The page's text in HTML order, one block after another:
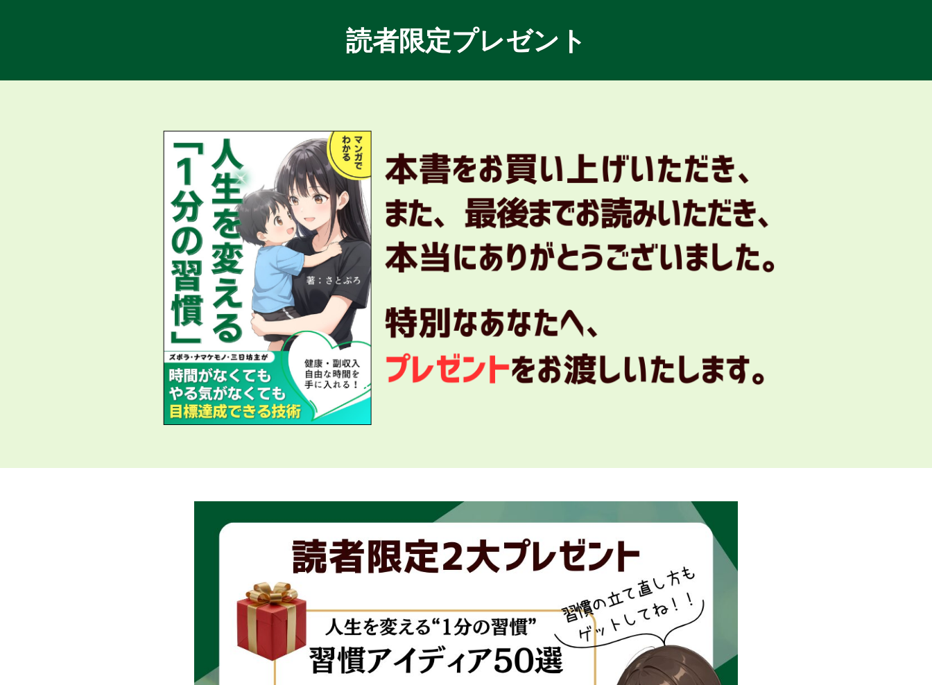
読者限定プレゼント